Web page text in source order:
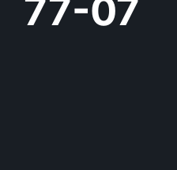
77-07